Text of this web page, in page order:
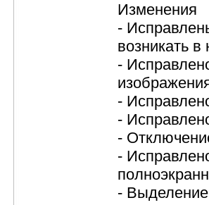
Изменения
-
возникать
-
-
-
-
-
-